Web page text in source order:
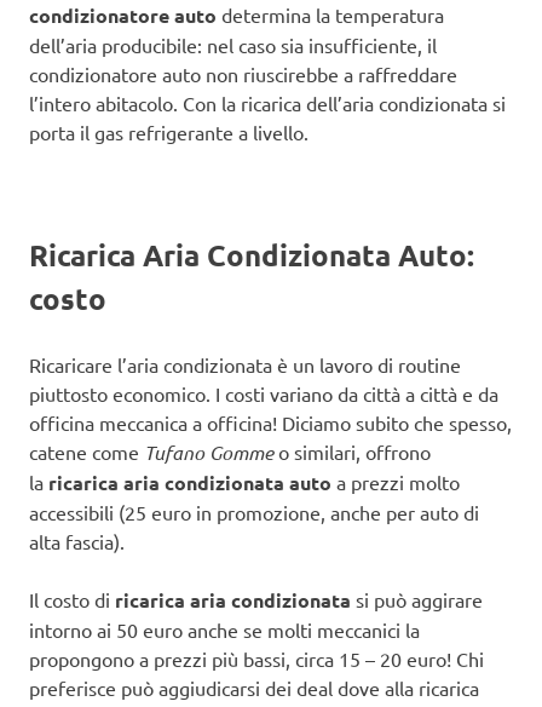
condizionatore auto determina la temperatura
dell’aria producibile: nel caso sia insufficiente, il
condizionatore auto non riuscirebbe a raffreddare
l’intero abitacolo. Con la ricarica dell’aria condizionata si
porta il gas refrigerante a livello.
Ricarica Aria Condizionata Auto:
costo
Ricaricare l’aria condizionata è un lavoro di routine
piuttosto economico. I costi variano da città a città e da
officina meccanica a officina! Diciamo subito che spesso,
catene come Tufano Gommeo similari, offrono
la ricarica aria condizionata auto a prezzi molto
accessibili (25 euro in promozione, anche per auto di
alta fascia).
Il costo di ricarica aria condizionata si può aggirare
intorno ai 50 euro anche se molti meccanici la
propongono a prezzi più bassi, circa 15 – 20 euro! Chi
preferisce può aggiudicarsi dei deal dove alla ricarica